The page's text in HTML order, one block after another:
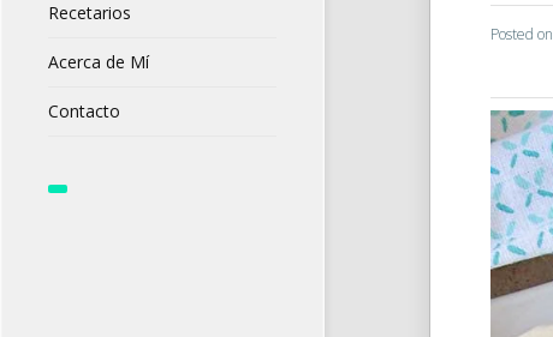
Recetarios
Acerca de Mí
Contacto
Posted on